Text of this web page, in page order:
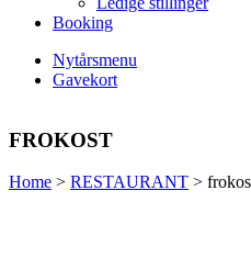
Booking
Nytårsmenu
Gavekort
FROKOST
Home > RESTAURANT >